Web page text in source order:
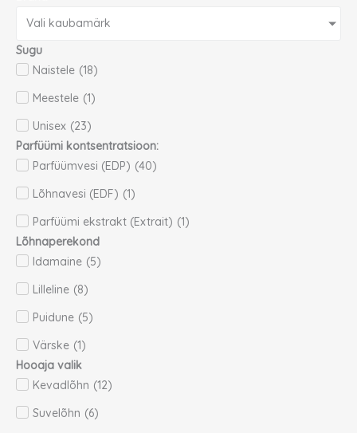
Vali kaubamärk
Sugu
Naistele (18)
Meestele (1)
Unisex (23)
Parfüümi kontsentratsioon:
Parfüümvesi (EDP) (40)
Lõhnavesi (EDF) (1)
Parfüümi ekstrakt (Extrait) (1)
Lõhnaperekond
Idamaine (5)
Lilleline (8)
Puidune (5)
Värske (1)
Hooaja valik
Kevadlõhn (12)
Suvelõhn (6)